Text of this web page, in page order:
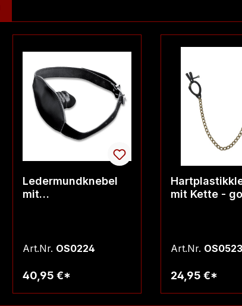
Ledermundknebel
mit
Art.Nr. OS0224
40,95 €*
mit Kette -
Art.Nr.
24,95 €*